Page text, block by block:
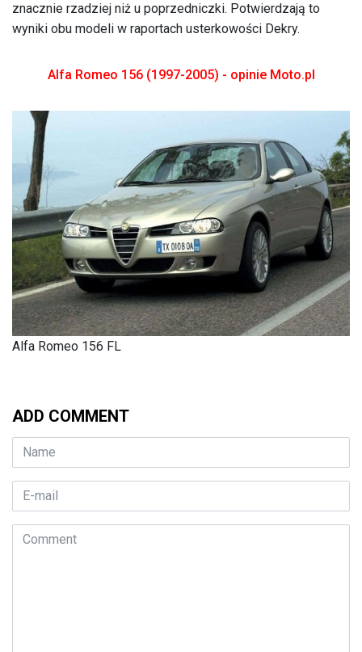
znacznie rzadziej niż u poprzedniczki. Potwierdzają to
wyniki obu modeli w raportach usterkowości Dekry.
Alfa Romeo 156 (1997-2005) - opinie Moto.pl
Alfa Romeo 156 FL
ADD COMMENT